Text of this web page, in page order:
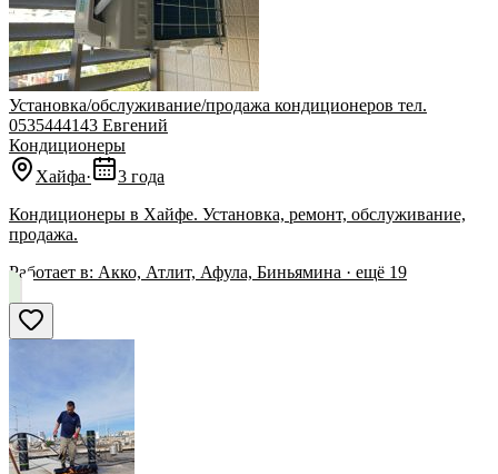
Установка/обслуживание/продажа кондиционеров тел.
0535444143 Евгений
Кондиционеры
Хайфа·
3 года
Кондиционеры в Хайфе. Установка, ремонт, обслуживание,
продажа.
Работает в: Акко, Атлит, Афула, Биньямина · ещё 19